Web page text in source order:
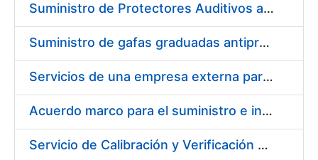
Suministro de Protectores Auditivos a medida para las personas trabajadoras de los Centros de Trabajo de Madrid y Burgos
Suministro de gafas graduadas antiproyecciones para los trabajadores de la FNMT-RCM en los centros de trabajo de Madrid y Burgos
Servicios de una empresa externa para el asesoramiento y resolución de los recursos de alzada que se presentan relacionados con procesos de selección para la FNMT-RCM
Acuerdo marco para el suministro e instalación de persianas, estores y otros complementos
Servicio de Calibración y Verificación Externa de los Equipos de Medición del Servicio de Prevención de la FNMT-RCM